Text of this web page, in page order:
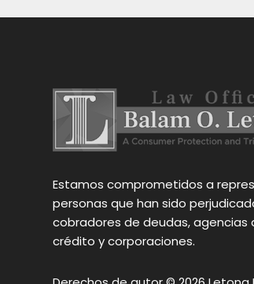
Estamos comprometidos a
personas que han sido
cobradores de deudas, agencias
crédito y corporaciones.